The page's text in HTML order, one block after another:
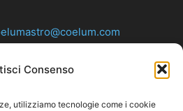
Consenso
utilizziamo tecnologie come i cookie